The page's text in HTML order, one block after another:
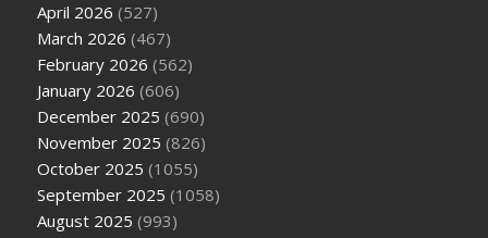
April 2026 (527)
March 2026 (467)
February 2026 (562)
January 2026 (606)
December 2025 (690)
November 2025 (826)
October 2025 (1055)
September 2025 (1058)
August 2025 (993)